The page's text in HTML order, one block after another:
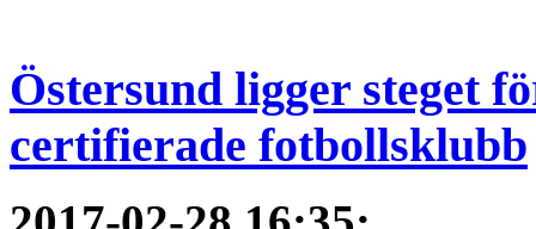
Östersund ligger steget
certifierade fotbollsklubb